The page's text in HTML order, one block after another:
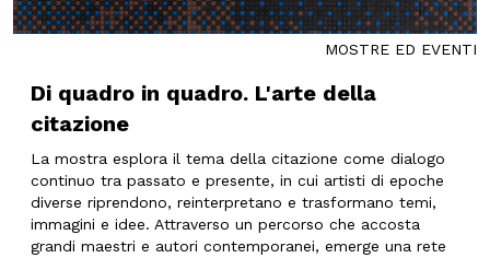
MOSTRE ED EVENTI
Di quadro in quadro. L'arte della
citazione
La mostra esplora il tema della citazione come dialogo
continuo tra passato e presente, in cui artisti di epoche
diverse riprendono, reinterpretano e trasformano temi,
immagini e idee. Attraverso un percorso che accosta
grandi maestri e autori contemporanei, emerge una rete